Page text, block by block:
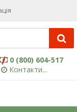
0 (800) 604-517
Контакти...